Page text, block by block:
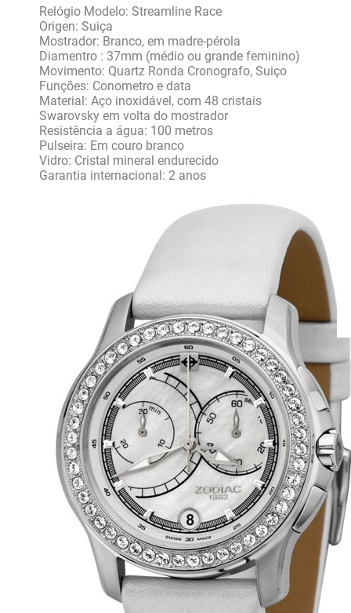
Relógio Modelo: Streamline Race
Origen: Suiça
Mostrador: Branco, em madre-pérola
Diamentro : 37mm (médio ou grande feminino)
Movimento: Quartz Ronda Cronografo, Suiço
Funções: Conometro e data
Material: Aço inoxidável, com 48 cristais
Swarovsky em volta do mostrador
Resistência a água: 100 metros
Pulseira: Em couro branco
Vidro: Cristal mineral endurecido
Garantia internacional: 2 anos